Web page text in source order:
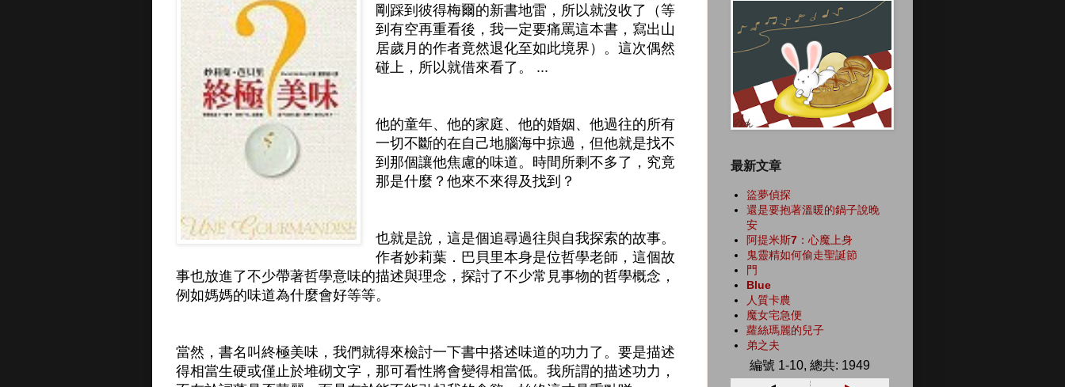
剛踩到彼得梅爾的新書地雷，所以就沒收了（等
到有空再重看後，我一定要痛罵這本書，寫出山
居歲月的作者竟然退化至如此境界）。這次偶然
碰上，所以就借來看了。 ...
他的童年、他的家庭、他的婚姻、他過往的所有
一切不斷的在自己地腦海中掠過，但他就是找不
到那個讓他焦慮的味道。時間所剩不多了，究竟
那是什麼？他來不來得及找到？
也就是說，這是個追尋過往與自我探索的故事。
作者妙莉葉．巴貝里本身是位哲學老師，這個故
事也放進了不少帶著哲學意味的描述與理念，探討了不少常見事物的哲學概念，
例如媽媽的味道為什麼會好等等。
當然，書名叫終極美味，我們就得來檢討一下書中搭述味道的功力了。要是描述
得相當生硬或僅止於堆砌文字，那可看性將會變得相當低。我所謂的描述功力，
最新文章
盜夢偵探
還是要抱著溫暖的鍋子說晚
安
阿提米斯7：心魔上身
鬼靈精如何偷走聖誕節
門
Blue
人質卡農
魔女宅急便
蘿絲瑪麗的兒子
弟之夫
編號 1-10, 總共: 1949